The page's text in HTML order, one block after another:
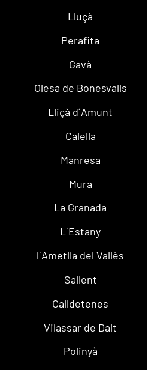
Lluçà
Perafita
Gavà
Olesa de Bonesvalls
Lliçà d´Amunt
Calella
Manresa
Mura
La Granada
L´Estany
l´Ametlla del Vallès
Sallent
Calldetenes
Vilassar de Dalt
Polinyà